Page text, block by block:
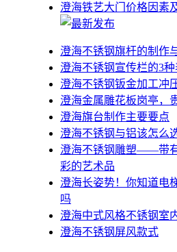
澄海铁艺大门价格因素
澄海不锈钢旗杆的制作
澄海不锈钢宣传栏的3
澄海不锈钢钣金加工冲
澄海金属雕花板岗亭，
澄海旗台制作主要要点
澄海不锈钢与铝该怎么
澄海不锈钢雕塑——带
彩的艺术品
澄海​长姿势！你知道电
吗
澄海中式风格不锈钢室
澄海不锈钢屏风款式